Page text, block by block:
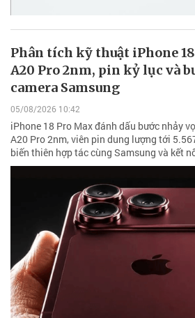
Phân tích kỹ thuật iPhone
A20 Pro 2nm, pin kỷ lục và
camera Samsung
05/08/2026 10:42
iPhone 18 Pro Max đánh dấu bước nhảy
A20 Pro 2nm, viên pin dung lượng tới
biến thiên hợp tác cùng Samsung và kết